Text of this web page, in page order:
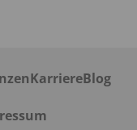
KarriereBlog